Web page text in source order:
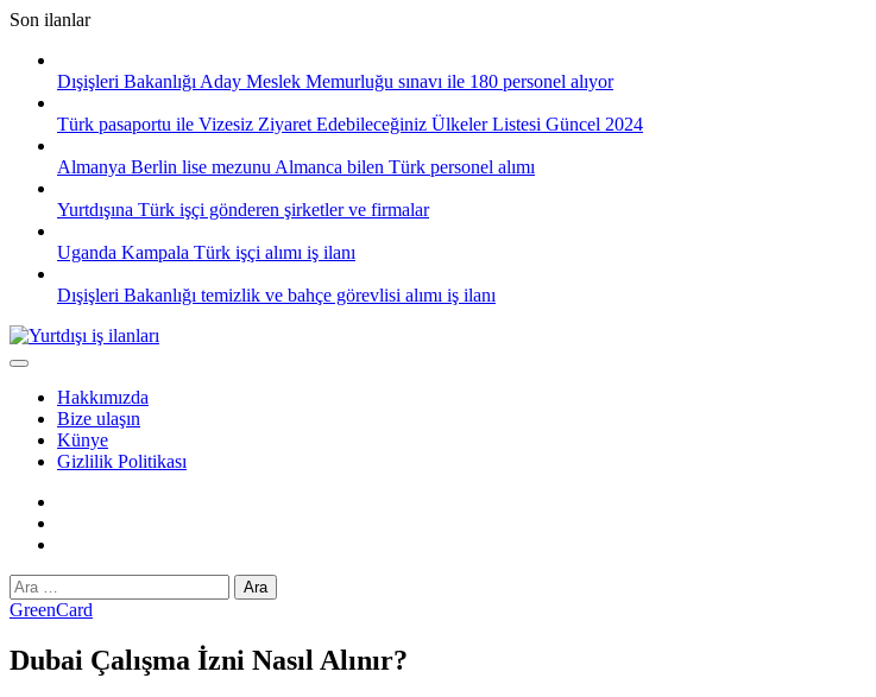
Skip
content
Son ilanlar
Dışişleri Bakanlığı Aday Meslek Memurluğu sınavı ile 180 personel alıyor
Türk pasaportu ile Vizesiz Ziyaret Edebileceğiniz Ülkeler Listesi Güncel 2024
Almanya Berlin lise mezunu Almanca bilen Türk personel alımı
Yurtdışına Türk işçi gönderen şirketler ve firmalar
Uganda Kampala Türk işçi alımı iş ilanı
Dışişleri Bakanlığı temizlik ve bahçe görevlisi alımı iş ilanı
Hakkımızda
Bize ulaşın
Künye
Gizlilik Politikası
Arama:
GreenCard
Dubai Çalışma İzni Nasıl Alınır?